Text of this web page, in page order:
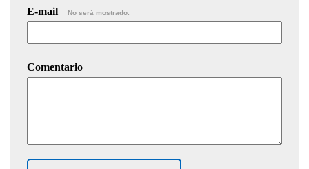
E-mail No será mostrado.
Comentario